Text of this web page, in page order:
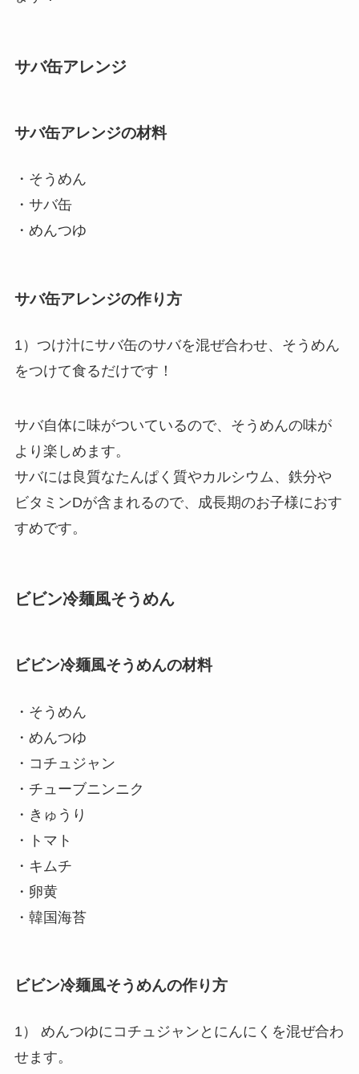
サバ缶アレンジ
サバ缶アレンジの材料
・そうめん
・サバ缶
・めんつゆ
サバ缶アレンジの作り方
1）つけ汁にサバ缶のサバを混ぜ合わせ、そうめん
をつけて食るだけです！
サバ自体に味がついているので、そうめんの味が
より楽しめます。
サバには良質なたんぱく質やカルシウム、鉄分や
ビタミンDが含まれるので、成長期のお子様におす
すめです。
ビビン冷麺風そうめん
ビビン冷麺風そうめんの材料
・そうめん
・めんつゆ
・コチュジャン
・チューブニンニク
・きゅうり
・トマト
・キムチ
・卵黄
・韓国海苔
ビビン冷麺風そうめんの作り方
1） めんつゆにコチュジャンとにんにくを混ぜ合わ
せます。